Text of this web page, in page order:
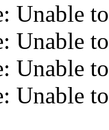
Unable
Unable
Unable
Unable